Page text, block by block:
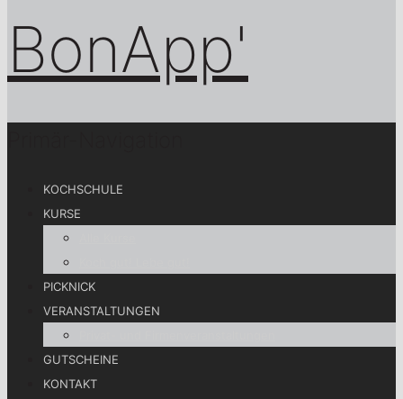
KOCHSCHULE
KURSE
PICKNICK
VERANSTALTUNGEN
GUTSCHEINE
KONTAKT